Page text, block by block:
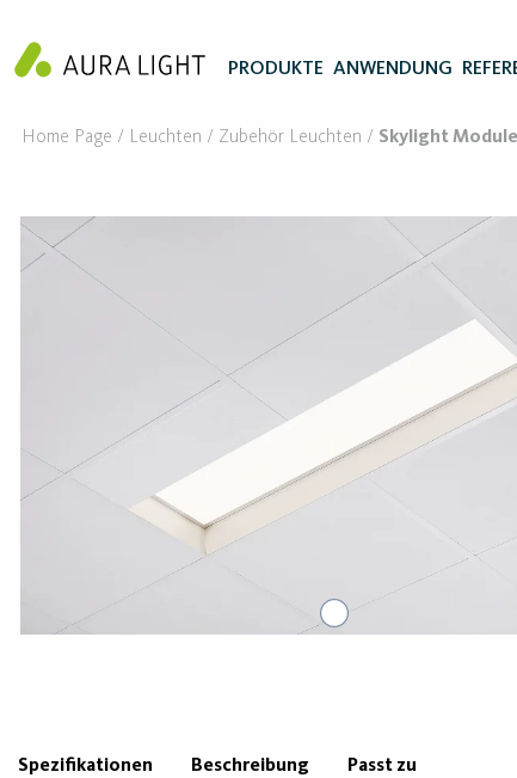
PRODUKTE ANWENDUNG
Home Page Leuchten Zubehör Leuchten Skylight Module
Spezifikationen Beschreibung Passt zu